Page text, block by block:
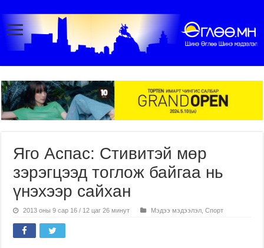
Яго Аспас: Стивитэй мөр
зэрэгцээд тоглож байгаа нь
үнэхээр сайхан
2013 оны 9 сар 16 / 12 цаг 26 минут Мэдээ мэдээлэл ,Спорт